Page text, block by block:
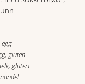
gluten
gluten